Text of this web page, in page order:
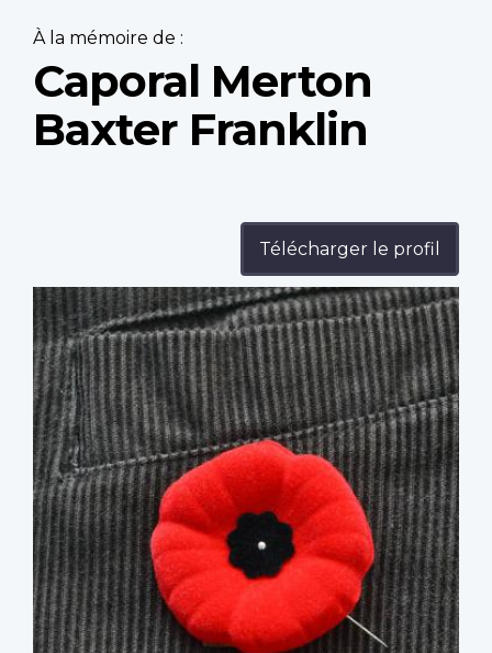
À la mémoire de :
Caporal Merton
Baxter Franklin
Télécharger le profil
Profile
image